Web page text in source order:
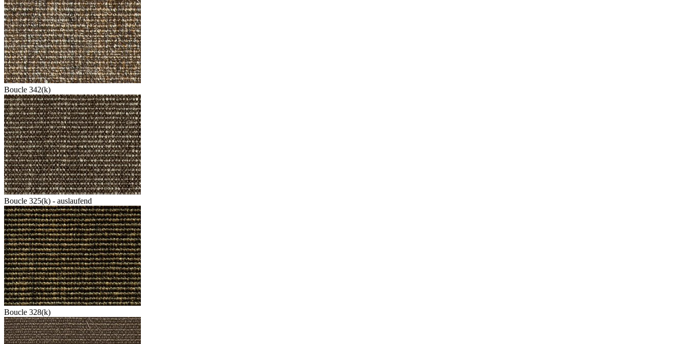
Boucle 342(k)
Boucle 325(k) - auslaufend
Boucle 328(k)